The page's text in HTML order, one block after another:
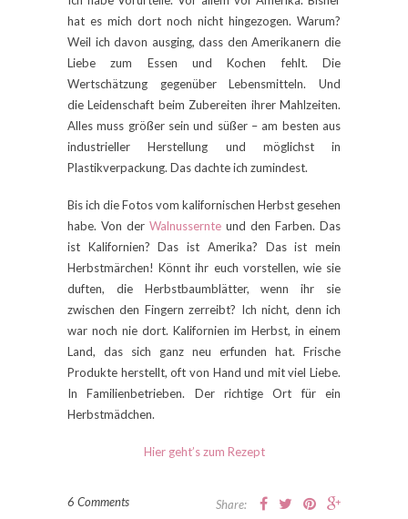
hat es mich dort noch nicht hingezogen. Warum?
Weil ich davon ausging, dass den Amerikanern die
Liebe zum Essen und Kochen fehlt. Die
Wertschätzung gegenüber Lebensmitteln. Und
die Leidenschaft beim Zubereiten ihrer Mahlzeiten.
Alles muss größer sein und süßer – am besten aus
industrieller Herstellung und möglichst in
Plastikverpackung. Das dachte ich zumindest.
Bis ich die Fotos vom kalifornischen Herbst gesehen
habe. Von der Walnussernte und den Farben. Das
ist Kalifornien? Das ist Amerika? Das ist mein
Herbstmärchen! Könnt ihr euch vorstellen, wie sie
duften, die Herbstbaumblätter, wenn ihr sie
zwischen den Fingern zerreibt? Ich nicht, denn ich
war noch nie dort. Kalifornien im Herbst, in einem
Land, das sich ganz neu erfunden hat. Frische
Produkte herstellt, oft von Hand und mit viel Liebe.
In Familienbetrieben. Der richtige Ort für ein
Herbstmädchen.
Hier geht’s zum Rezept
6 Comments Share: